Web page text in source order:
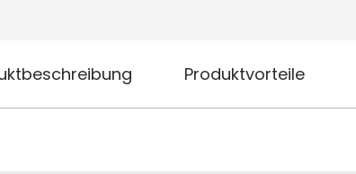
Produktvorteile